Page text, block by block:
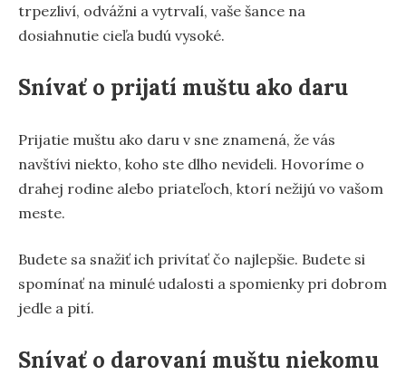
trpezliví, odvážni a vytrvalí, vaše šance na
dosiahnutie cieľa budú vysoké.
Snívať o prijatí muštu ako daru
Prijatie muštu ako daru v sne znamená, že vás
navštívi niekto, koho ste dlho nevideli. Hovoríme o
drahej rodine alebo priateľoch, ktorí nežijú vo vašom
meste.
Budete sa snažiť ich privítať čo najlepšie. Budete si
spomínať na minulé udalosti a spomienky pri dobrom
jedle a pití.
Snívať o darovaní muštu niekomu